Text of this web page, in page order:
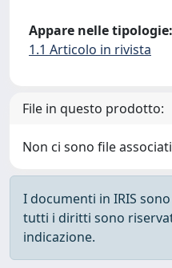
Appare nelle tipologie:
1.1 Articolo in rivista
File in questo prodotto:
Non ci sono file
I documenti in IRIS
tutti i diritti sono
indicazione.